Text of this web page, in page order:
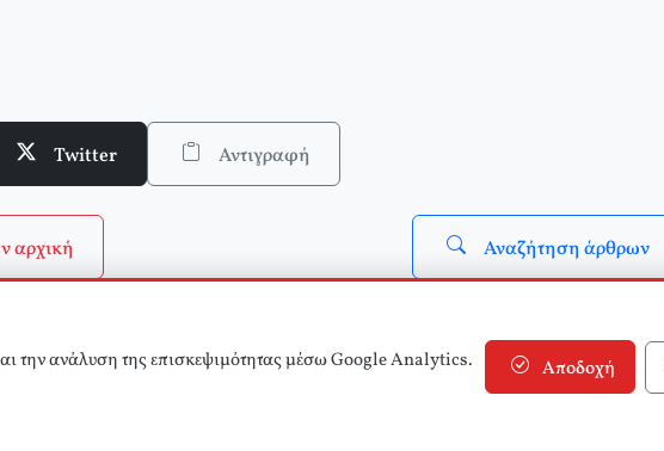
Twitter Αντιγραφή
αρχική Αναζήτηση άρθρων
την ανάλυση της επισκεψιμότητας μέσω Google Analytics.
Αποδοχή